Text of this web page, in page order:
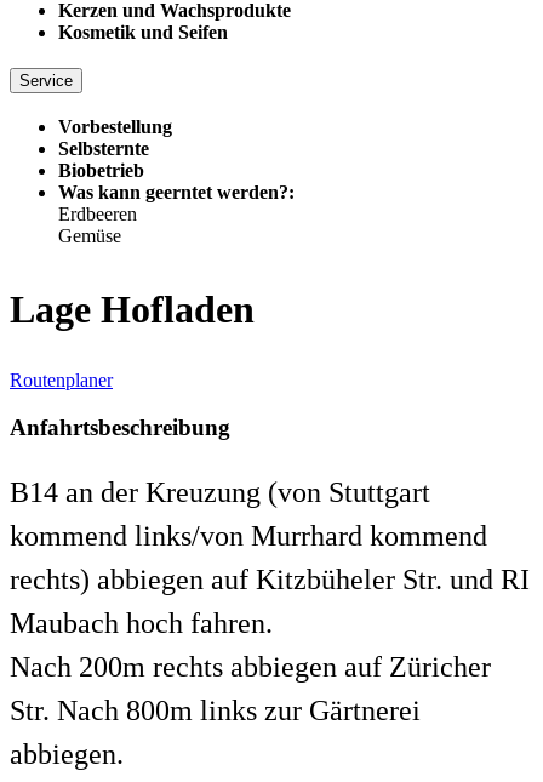
Kerzen und Wachsprodukte
Kosmetik und Seifen
Service
Vorbestellung
Selbsternte
Biobetrieb
Was kann geerntet werden?:
Erdbeeren
Gemüse
Lage Hofladen
Routenplaner
Anfahrtsbeschreibung
B14 an der Kreuzung (von Stuttgart
kommend links/von Murrhard kommend
rechts) abbiegen auf Kitzbüheler Str. und RI
Maubach hoch fahren.
Nach 200m rechts abbiegen auf Züricher
Str. Nach 800m links zur Gärtnerei
abbiegen.